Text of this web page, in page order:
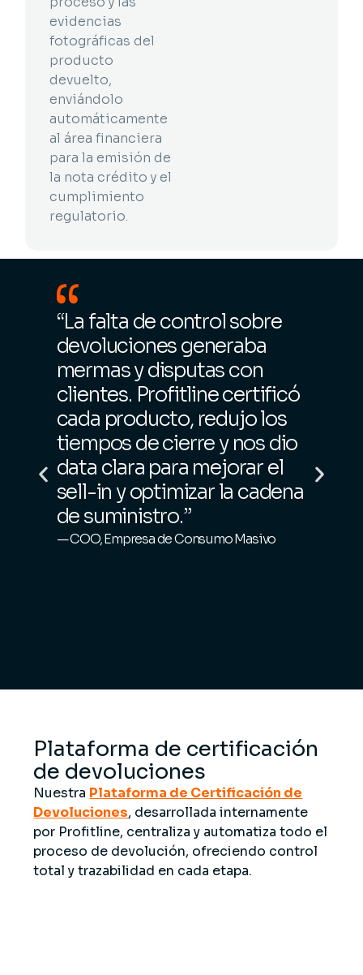
evidencias
fotográficas del
producto
devuelto,
enviándolo
automáticamente
al área financiera
para la emisión de
la nota crédito y el
cumplimiento
regulatorio.
“La falta de control sobre
devoluciones generaba
mermas y disputas con
clientes. Profitline certificó
cada producto, redujo los
tiempos de cierre y nos dio
data clara para mejorar el
sell-in y optimizar la cadena
de suministro.”
— COO, Empresa de Consumo Masivo
Plataforma de certificación
de devoluciones
Nuestra Plataforma de Certificación de
Devoluciones, desarrollada internamente
por Profitline, centraliza y automatiza todo el
proceso de devolución, ofreciendo control
total y trazabilidad en cada etapa.